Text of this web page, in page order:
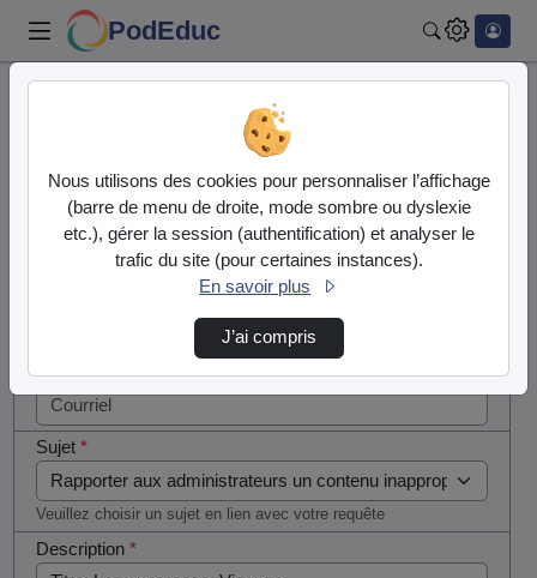
PodEduc
Contactez nous
Votre message
Courriel*
Sujet*
Veuillez choisir un sujet en lien avec votre requête
Description*
si vous
êtes un
humain en
Nous utilisons des cookies pour personnaliser l’affichage
(barre de menu de droite, mode sombre ou dyslexie
etc.), gérer la session (authentification) et analyser le
trafic du site (pour certaines instances).
En savoir plus
J’ai compris